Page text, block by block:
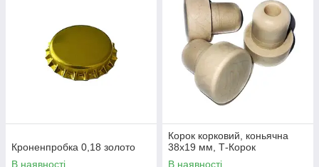
Кроненпробка 0,18 золото
В наявності
Корок корковий, коньячна
38х19 мм, Т-Корок
В наявності